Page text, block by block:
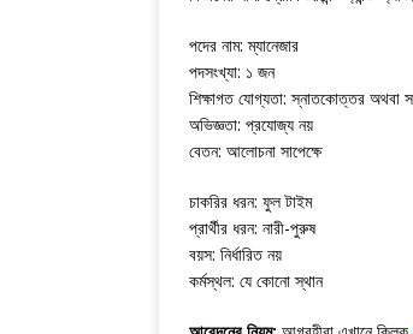
পদের নাম: ম্যানেজার
পদসংখ্যা: ১ জন
শিক্ষাগত যোগ্যতা: স্নাতকোত্তর অথবা
অভিজ্ঞতা: প্রযোজ্য নয়
বেতন: আলোচনা সাপেক্ষে
চাকরির ধরন: ফুল টাইম
প্রার্থীর ধরন: নারী-পুরুষ
বয়স: নির্ধারিত নয়
কর্মস্থল: যে কোনো স্থান